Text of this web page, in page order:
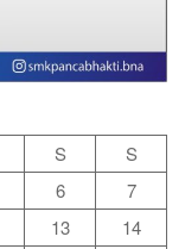
S
S
6
7
13
14